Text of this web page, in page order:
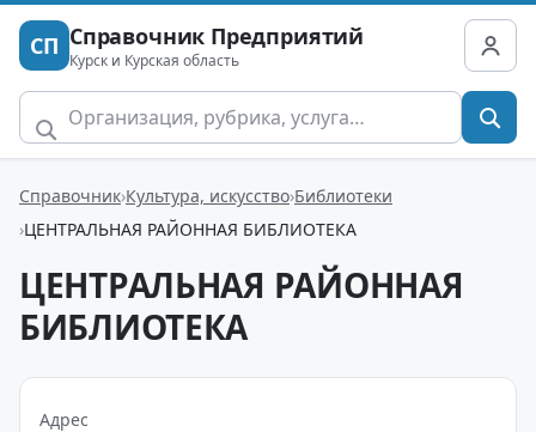
СП Справочник Предприятий
Курск и Курская область
Справочник Культура, искусство Библиотеки
ЦЕНТРАЛЬНАЯ РАЙОННАЯ БИБЛИОТЕКА
ЦЕНТРАЛЬНАЯ РАЙОННАЯ
БИБЛИОТЕКА
Адрес